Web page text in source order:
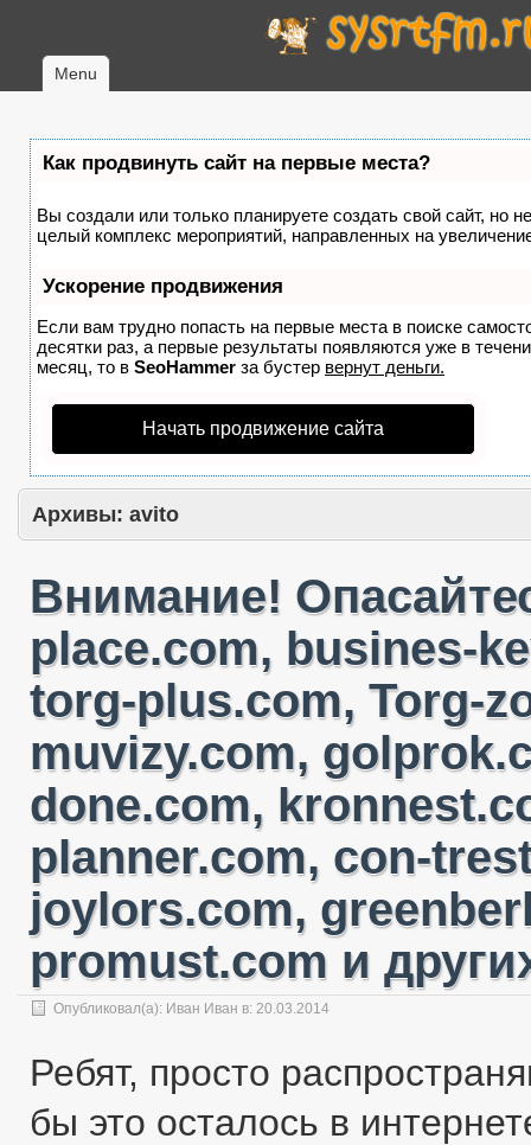
Menu
Как продвинуть сайт на первые места?
Вы создали или только планируете создать свой сайт, но
целый комплекс мероприятий, направленных на
Ускорение продвижения
Если вам трудно попасть на первые места в поиске
десятки раз, а первые результаты появляются уже в
месяц, то в SeoHammer за бустер вернут деньги.
Начать продвижение сайта
Архивы: avito
Внимание!
place.com, busines-
torg-plus.com, Torg-
muvizy.com,
done.com,
planner.com, con-
joylors.com,
promust.com и
Опубликовал(а): Иван Иван в: 20.03.2014
Ребят, просто
бы это осталось в